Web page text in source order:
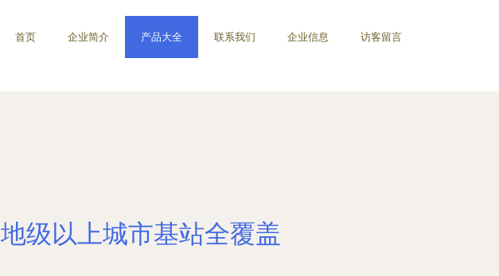
首页 企业简介 产品大全 联系我们 企业信息 访客留言
级以上城市基站全覆盖